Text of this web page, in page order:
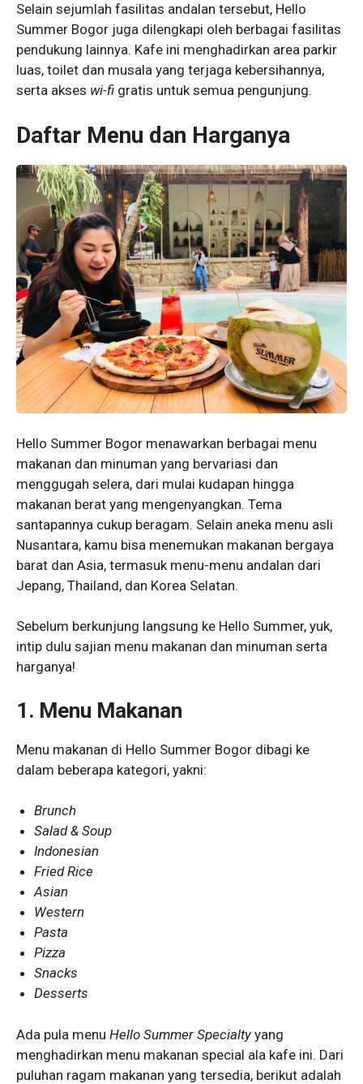
Selain sejumlah fasilitas andalan tersebut, Hello
Summer Bogor juga dilengkapi oleh berbagai fasilitas
pendukung lainnya. Kafe ini menghadirkan area parkir
luas, toilet dan musala yang terjaga kebersihannya,
serta akses wi-fi gratis untuk semua pengunjung.
Daftar Menu dan Harganya
Hello Summer Bogor menawarkan berbagai menu
makanan dan minuman yang bervariasi dan
menggugah selera, dari mulai kudapan hingga
makanan berat yang mengenyangkan. Tema
santapannya cukup beragam. Selain aneka menu asli
Nusantara, kamu bisa menemukan makanan bergaya
barat dan Asia, termasuk menu-menu andalan dari
Jepang, Thailand, dan Korea Selatan.
Sebelum berkunjung langsung ke Hello Summer, yuk,
intip dulu sajian menu makanan dan minuman serta
harganya!
1. Menu Makanan
Menu makanan di Hello Summer Bogor dibagi ke
dalam beberapa kategori, yakni:
Brunch
Salad & Soup
Indonesian
Fried Rice
Asian
Western
Pasta
Pizza
Snacks
Desserts
Ada pula menu Hello Summer Specialty yang
menghadirkan menu makanan special ala kafe ini. Dari
puluhan ragam makanan yang tersedia, berikut adalah